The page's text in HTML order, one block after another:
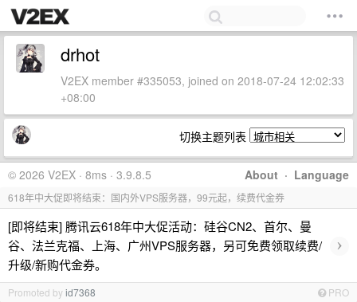
drhot
V2EX member #335053, joined on 2018-07-24 12:02:33
+08:00
切换主题列表
About · Language
© 2026 V2EX · 8ms · 3.9.8.5
618年中大促即将结束：国内外VPS服务器，99元起，续费代金券
[即将结束] 腾讯云618年中大促活动：硅谷CN2、首尔、曼
谷、法兰克福、上海、广州VPS服务器，另可免费领取续费/
升级/新购代金券。
›
Promoted byid7368 PRO